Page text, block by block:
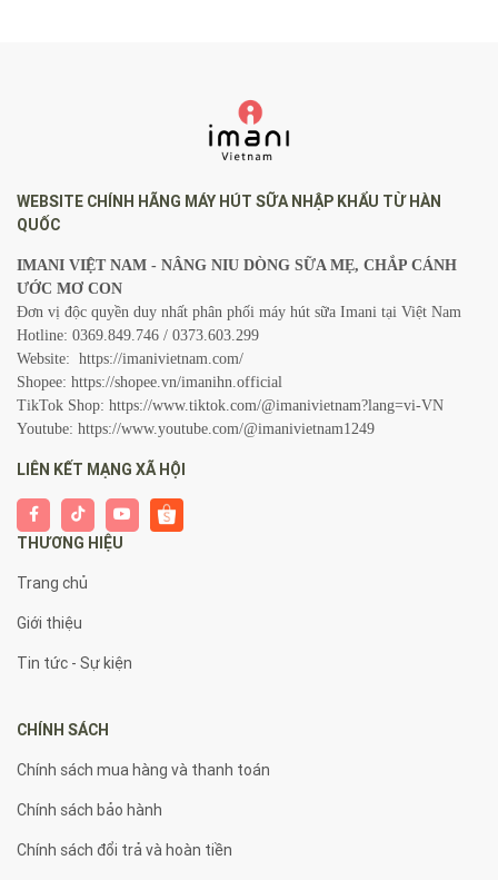
WEBSITE CHÍNH HÃNG MÁY HÚT SỮA NHẬP KHẨU TỪ HÀN
QUỐC
IMANI VIỆT NAM - NÂNG NIU DÒNG SỮA MẸ, CHẮP CÁNH
ƯỚC MƠ CON
Đơn vị độc quyền duy nhất phân phối máy hút sữa Imani tại Việt Nam
Hotline: 0369.849.746 / 0373.603.299
Website: https://imanivietnam.com/
Shopee: https://shopee.vn/imanihn.official
TikTok Shop: https://www.tiktok.com/@imanivietnam?lang=vi-VN
Youtube: https://www.youtube.com/@imanivietnam1249
LIÊN KẾT MẠNG XÃ HỘI
THƯƠNG HIỆU
Trang chủ
Giới thiệu
Tin tức - Sự kiện
CHÍNH SÁCH
Chính sách mua hàng và thanh toán
Chính sách bảo hành
Chính sách đổi trả và hoàn tiền